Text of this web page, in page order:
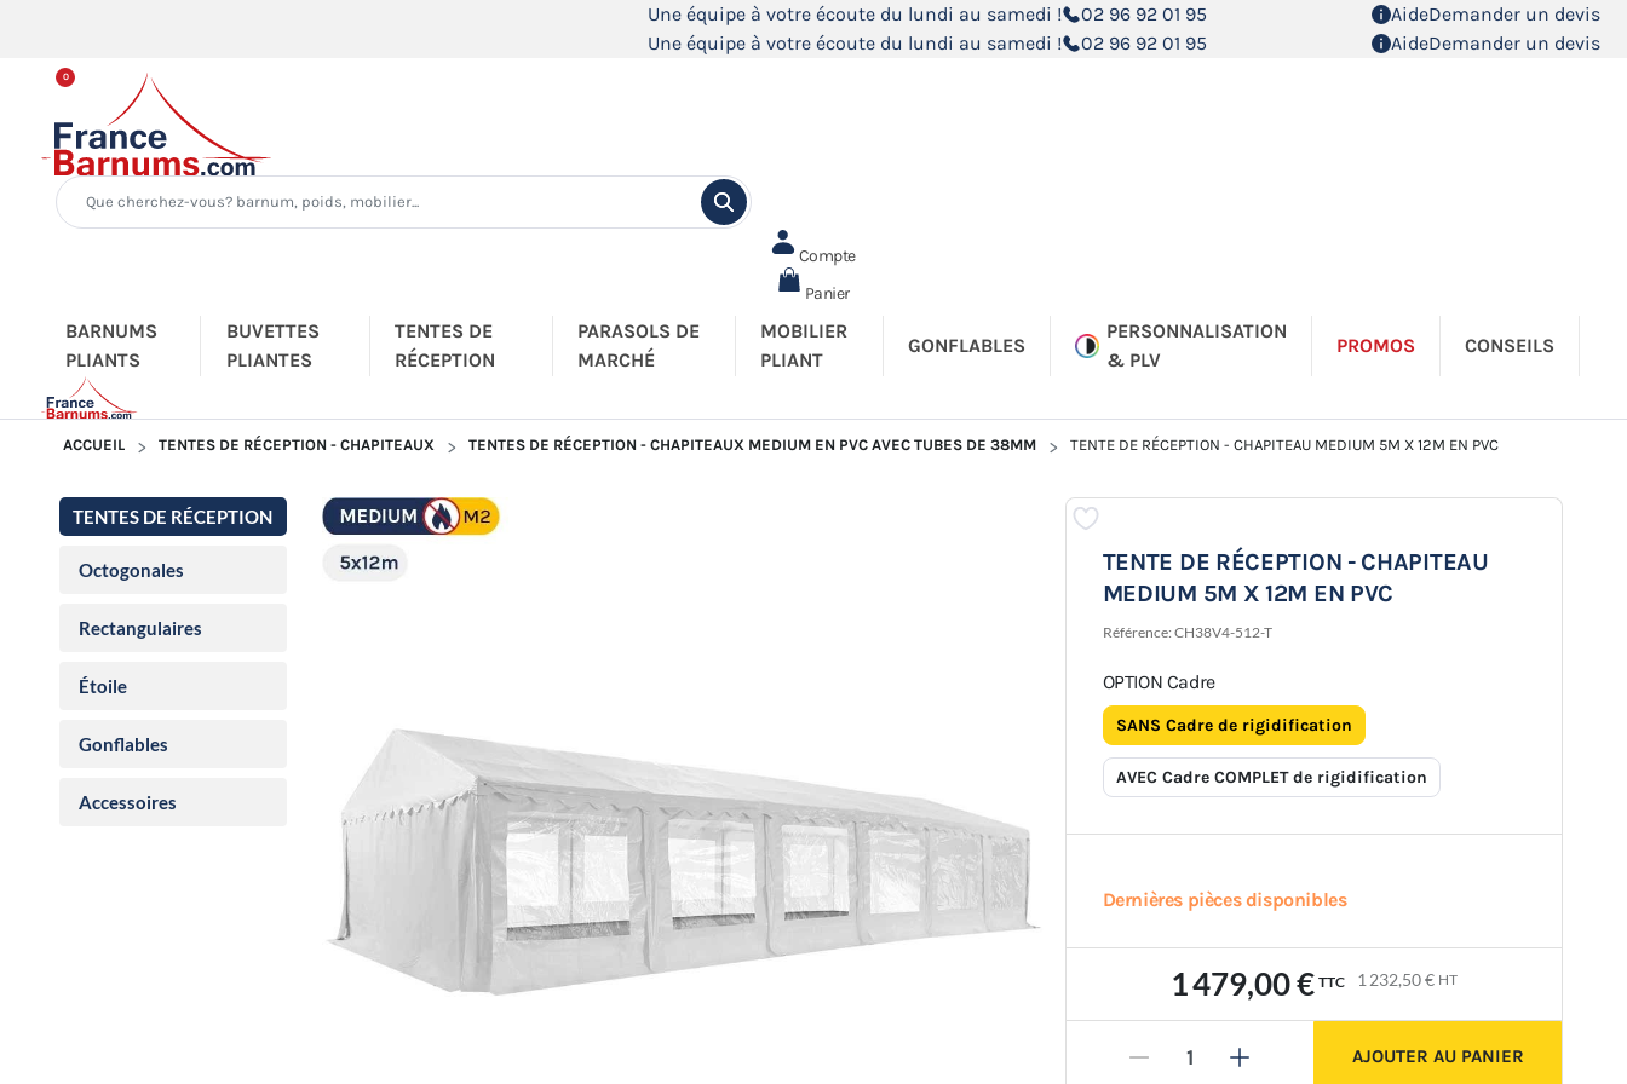
Une équipe à votre écoute du lundi au samedi ! 02 96 92 01 95 AideDemander un devis
Une équipe à votre écoute du lundi au samedi !
02 96 92 01 95 AideDemander un devis
Compte
0
Panier
BARNUMS
PLIANTS
BUVETTES
PLIANTES
TENTES DE
RÉCEPTION
PARASOLS DE
MARCHÉ
MOBILIER
PLIANT
GONFLABLES
PERSONNALISATION
& PLV
PROMOS CONSEILS
ACCUEIL TENTES DE RÉCEPTION - CHAPITEAUX TENTES DE RÉCEPTION - CHAPITEAUX MEDIUM EN PVC AVEC TUBES DE 38MM TENTE DE RÉCEPTION - CHAPITEAU MEDIUM 5M X 12M EN PVC
TENTES DE RÉCEPTION
Octogonales
Rectangulaires
Étoile
Gonflables
Accessoires
TENTE DE RÉCEPTION - CHAPITEAU
MEDIUM 5M X 12M EN PVC
Référence: CH38V4-512-T
OPTION Cadre
SANS Cadre de rigidification
AVEC Cadre COMPLET de rigidification
Dernières pièces disponibles
1 479,00 € TTC 1 232,50 € HT
- + AJOUTER AU PANIER